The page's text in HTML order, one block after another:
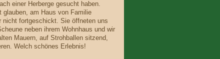
einer Herberge gesucht haben.
glauben, am Haus von Familie
nicht fortgeschickt. Sie öffneten uns
neben ihrem Wohnhaus und wir
Mauern, auf Strohballen sitzend,
Welch schönes Erlebnis!